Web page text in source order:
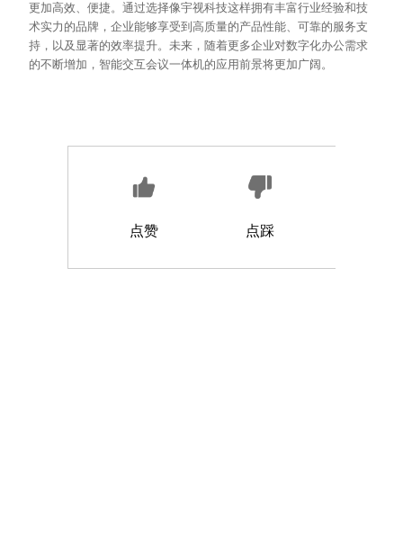
更加高效、便捷。通过选择像宇视科技这样拥有丰富行业经验和技
术实力的品牌，企业能够享受到高质量的产品性能、可靠的服务支
持，以及显著的效率提升。未来，随着更多企业对数字化办公需求
的不断增加，智能交互会议一体机的应用前景将更加广阔。